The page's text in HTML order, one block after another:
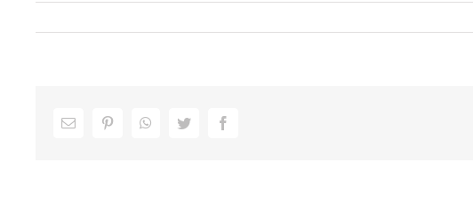
Facebook
Twitter
WhatsApp
Pinterestایمیل